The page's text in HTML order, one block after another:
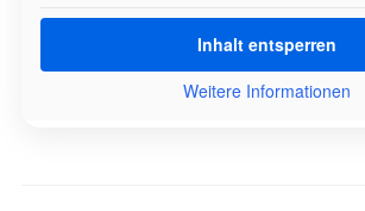
Inhalt entsperren
Weitere Informationen